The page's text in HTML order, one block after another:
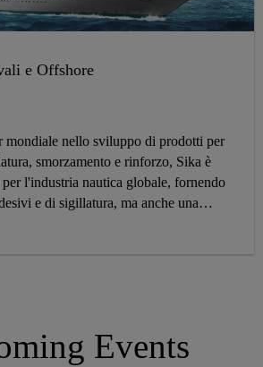
e Offshore
mondiale nello sviluppo di prodotti per
smorzamento e rinforzo, Sika è
l'industria nautica globale, fornendo
e di sigillatura, ma anche una
Events